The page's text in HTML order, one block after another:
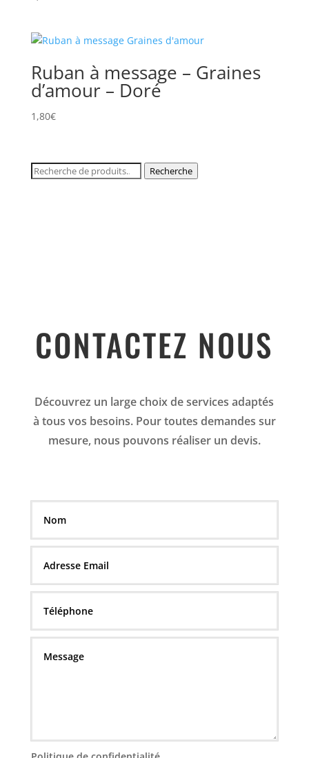
Ruban à message – Graines
d’amour – Doré
1,80€
Recherche
Recherche
CONTACTEZ NOUS
Découvrez un large choix de services adaptés
à tous vos besoins. Pour toutes demandes sur
mesure, nous pouvons réaliser un devis.